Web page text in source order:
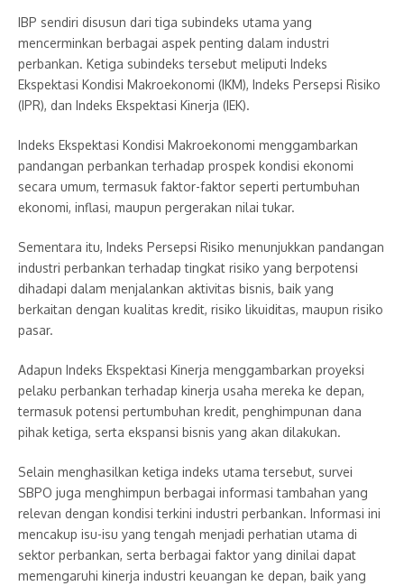
IBP sendiri disusun dari tiga subindeks utama yang
mencerminkan berbagai aspek penting dalam industri
perbankan. Ketiga subindeks tersebut meliputi Indeks
Ekspektasi Kondisi Makroekonomi (IKM), Indeks Persepsi Risiko
(IPR), dan Indeks Ekspektasi Kinerja (IEK).
Indeks Ekspektasi Kondisi Makroekonomi menggambarkan
pandangan perbankan terhadap prospek kondisi ekonomi
secara umum, termasuk faktor-faktor seperti pertumbuhan
ekonomi, inflasi, maupun pergerakan nilai tukar.
Sementara itu, Indeks Persepsi Risiko menunjukkan pandangan
industri perbankan terhadap tingkat risiko yang berpotensi
dihadapi dalam menjalankan aktivitas bisnis, baik yang
berkaitan dengan kualitas kredit, risiko likuiditas, maupun risiko
pasar.
Adapun Indeks Ekspektasi Kinerja menggambarkan proyeksi
pelaku perbankan terhadap kinerja usaha mereka ke depan,
termasuk potensi pertumbuhan kredit, penghimpunan dana
pihak ketiga, serta ekspansi bisnis yang akan dilakukan.
Selain menghasilkan ketiga indeks utama tersebut, survei
SBPO juga menghimpun berbagai informasi tambahan yang
relevan dengan kondisi terkini industri perbankan. Informasi ini
mencakup isu-isu yang tengah menjadi perhatian utama di
sektor perbankan, serta berbagai faktor yang dinilai dapat
memengaruhi kinerja industri keuangan ke depan, baik yang